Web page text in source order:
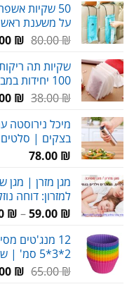
50 שקיות
על משענת
80.00₪
היה:
₪.
₪
שקיות תה
100 יחידות במבצע!
38.00₪
היה:
₪.
₪
מיכל נירוסטה
בצקים | סלטים
78.00 ₪
מגן מזרן | מגן
למזרון: דוחה
59.00 ₪
–
₪
12 מנג'טים
2*3*5 סמ' | שלל צבעים
65.00₪
₪